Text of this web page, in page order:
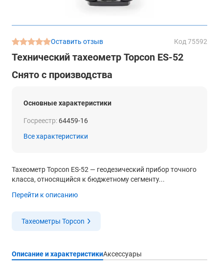
Оставить отзыв Код 75592
Технический тахеометр Topcon ES-52
Снято с производства
Основные характеристики
Госреестр: 64459-16
Все характеристики
Тахеометр Topcon ES-52 — геодезический прибор точного
класса, относящийся к бюджетному сегменту...
Перейти к описанию
Тахеометры Topcon
Описание и характеристикиАксессуары